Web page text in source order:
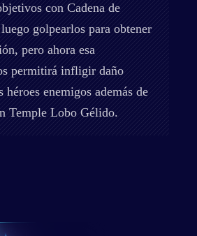
con Cadena de
golpearlos para obtener
pero ahora esa
permitirá infligir daño
héroes enemigos además de
Temple Lobo Gélido.